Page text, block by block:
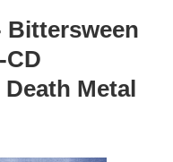
Bittersween
Metal